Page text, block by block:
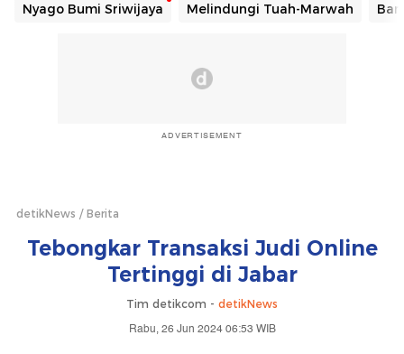
Nyago Bumi Sriwijaya Melindungi Tuah-Marwah
ADVERTISEMENT
detikNews Berita
Tebongkar Transaksi Judi Online
Tertinggi di Jabar
Tim detikcom - detikNews
Rabu, 26 Jun 2024 06:53 WIB